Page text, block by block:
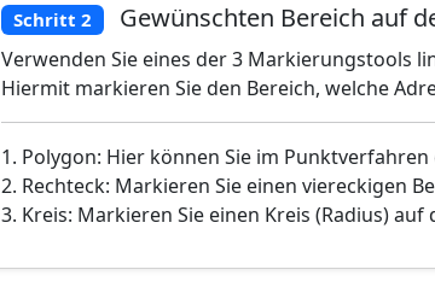
Schritt 2 Gewünschten Bereich auf
Verwenden Sie eines der 3 Markierungstools
Hiermit markieren Sie den Bereich, welche
1. Polygon: Hier können Sie im
2. Rechteck: Markieren Sie einen viereckigen
3. Kreis: Markieren Sie einen Kreis (Radius) auf